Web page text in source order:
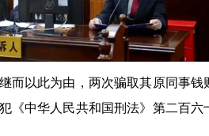
以此为由，两次骗取其原同事钱
《中华人民共和国刑法》第二百六